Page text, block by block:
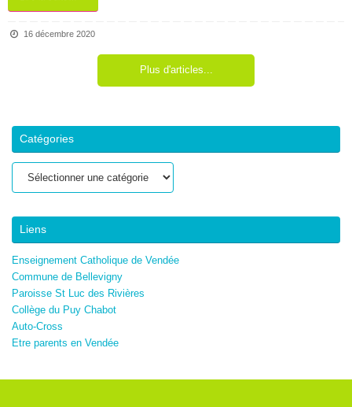
16 décembre 2020
Plus d'articles...
Catégories
Liens
Enseignement Catholique de Vendée
Commune de Bellevigny
Paroisse St Luc des Rivières
Collège du Puy Chabot
Auto-Cross
Etre parents en Vendée